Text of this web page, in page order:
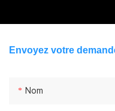
Envoyez votre
Nom